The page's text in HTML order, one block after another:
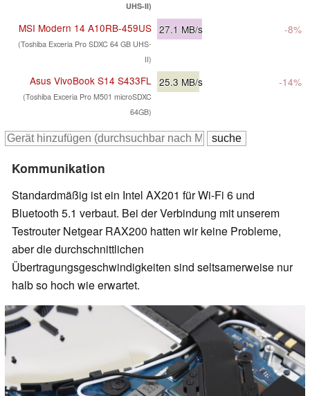
UHS-II)
MSI Modern 14 A10RB-459US
(Toshiba Exceria Pro SDXC 64 GB UHS-
II)
27.1 MB/s -8%
Asus VivoBook S14 S433FL
(Toshiba Exceria Pro M501 microSDXC
64GB)
25.3 MB/s -14%
Kommunikation
Standardmäßig ist ein Intel AX201 für Wi-Fi 6 und
Bluetooth 5.1 verbaut. Bei der Verbindung mit unserem
Testrouter Netgear RAX200 hatten wir keine Probleme,
aber die durchschnittlichen
Übertragungsgeschwindigkeiten sind seltsamerweise nur
halb so hoch wie erwartet.